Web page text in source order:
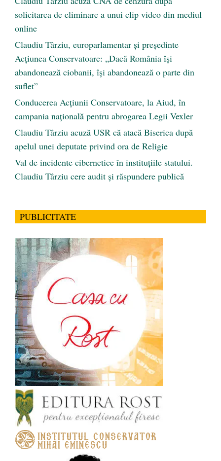
solicitarea de eliminare a unui clip video din mediul
online
Claudiu Târziu, europarlamentar și președinte
Acțiunea Conservatoare: „Dacă România își
abandonează ciobanii, își abandonează o parte din
suflet”
Conducerea Acțiunii Conservatoare, la Aiud, în
campania națională pentru abrogarea Legii Vexler
Claudiu Târziu acuză USR că atacă Biserica după
apelul unei deputate privind ora de Religie
Val de incidente cibernetice în instituțiile statului.
Claudiu Târziu cere audit și răspundere publică
PUBLICITATE